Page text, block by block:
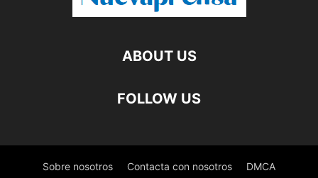
ABOUT US
FOLLOW US
Sobre nosotros Contacta con nosotros DMCA